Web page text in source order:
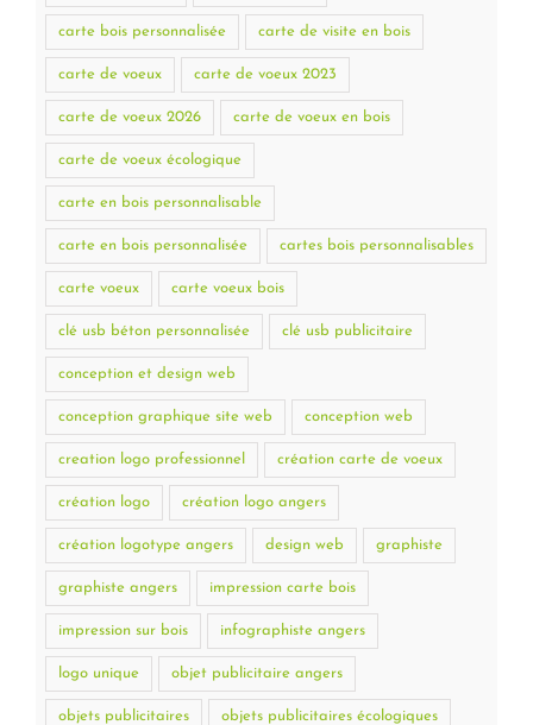
carte bois personnalisée carte de visite en bois
carte de voeux carte de voeux 2023
carte de voeux 2026 carte de voeux en bois
carte de voeux écologique
carte en bois personnalisable
carte en bois personnalisée cartes bois personnalisables
carte voeux carte voeux bois
clé usb béton personnalisée clé usb publicitaire
conception et design web
conception graphique site web conception web
creation logo professionnel création carte de voeux
création logo création logo angers
création logotype angers design web graphiste
graphiste angers impression carte bois
impression sur bois infographiste angers
logo unique objet publicitaire angers
objets publicitaires objets publicitaires écologiques